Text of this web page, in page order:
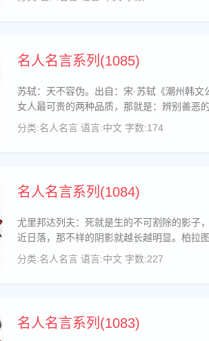
名人名言系列(1085)
苏轼：天不容伪。出自：宋·苏轼《潮州韩
女人最可贵的两种品质，那就是：辨别善恶
分类:名人名言 语言:中文 字数:174
名人名言系列(1084)
尤里邦达列夫：死就是生的不可割除的影子
近日落，那不祥的阴影就越长越明显。柏拉
分类:名人名言 语言:中文 字数:227
名人名言系列(1083)